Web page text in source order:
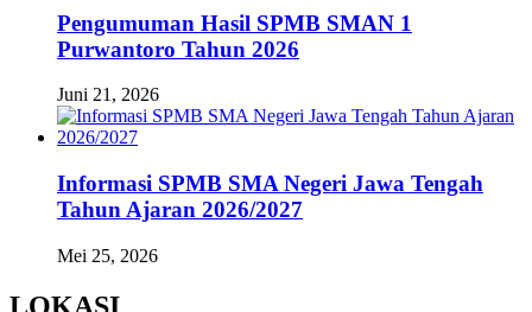
Pengumuman Hasil SPMB SMAN 1
Purwantoro Tahun 2026
Juni 21, 2026
Informasi SPMB SMA Negeri Jawa Tengah
Tahun Ajaran 2026/2027
Mei 25, 2026
LOKASI